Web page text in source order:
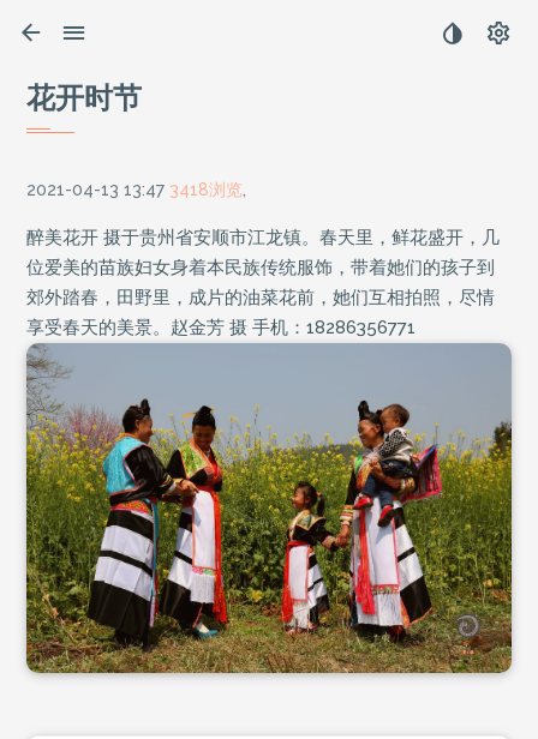
花开时节
2021-04-13 13:47 3418浏览
醉美花开 摄于贵州省安顺市江龙镇。春天里，鲜花盛开，几
位爱美的苗族妇女身着本民族传统服饰，带着她们的孩子到
郊外踏春，田野里，成片的油菜花前，她们互相拍照，尽情
享受春天的美景。赵金芳 摄 手机：18286356771